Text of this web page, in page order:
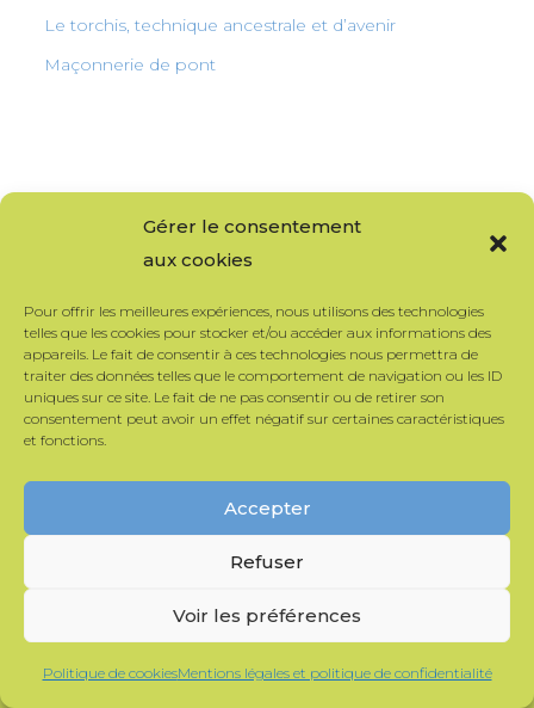
Gérer le consentement
aux cookies
Pour offrir les meilleures expériences, nous utilisons des technologies
telles que les cookies pour stocker et/ou accéder aux informations des
appareils. Le fait de consentir à ces technologies nous permettra de
traiter des données telles que le comportement de navigation ou les ID
uniques sur ce site. Le fait de ne pas consentir ou de retirer son
consentement peut avoir un effet négatif sur certaines caractéristiques
et fonctions.
Accepter
Refuser
Voir les préférences
Politique de cookiesMentions légales et politique de confidentialité
Le torchis, technique ancestrale et d’avenir
Maçonnerie de pont
Le Gabion
Actus
Ressources
Cours et Documents techniques
Vidéos et documentaires
Formations
OPRP : Restauration du patrimoine
OPEC : Construction écologique